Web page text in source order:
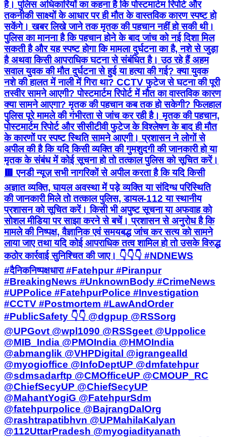
है। पुलिस अधिकारियों का कहना है कि पोस्टमार्टम रिपोर्ट और
तकनीकी साक्ष्यों के आधार पर ही मौत के वास्तविक कारण स्पष्ट हो
सकेंगे। खबर लिखे जाने तक मृतक की पहचान नहीं हो सकी थी।
पुलिस का मानना है कि पहचान होने के बाद जांच को नई दिशा मिल
सकती है और यह स्पष्ट होगा कि मामला दुर्घटना का है, नशे से जुड़ा
है अथवा किसी आपराधिक घटना से संबंधित है। उठ रहे हैं अहम
सवाल युवक की मौत दुर्घटना से हुई या हत्या की गई? क्या युवक
नशे की हालत में नाली में गिरा था? CCTV फुटेज से घटना की पूरी
तस्वीर सामने आएगी? पोस्टमार्टम रिपोर्ट में मौत का वास्तविक कारण
क्या सामने आएगा? मृतक की पहचान कब तक हो सकेगी? फिलहाल
पुलिस पूरे मामले की गंभीरता से जांच कर रही है। मृतक की पहचान,
पोस्टमार्टम रिपोर्ट और सीसीटीवी फुटेज के विश्लेषण के बाद ही मौत
के कारणों पर स्पष्ट स्थिति सामने आएगी। प्रशासन ने लोगों से
अपील की है कि यदि किसी व्यक्ति की गुमशुदगी की जानकारी हो या
मृतक के संबंध में कोई सूचना हो तो तत्काल पुलिस को सूचित करें।
🟥 एनडी न्यूज़ सभी नागरिकों से अपील करता है कि यदि किसी
अज्ञात व्यक्ति, घायल अवस्था में पड़े व्यक्ति या संदिग्ध परिस्थिति
की जानकारी मिले तो तत्काल पुलिस, डायल-112 या स्थानीय
प्रशासन को सूचित करें। किसी भी अपुष्ट सूचना या अफवाह को
सोशल मीडिया पर साझा करने से बचें। प्रशासन से अनुरोध है कि
मामले की निष्पक्ष, वैज्ञानिक एवं समयबद्ध जांच कर सत्य को सामने
लाया जाए तथा यदि कोई आपराधिक तत्व शामिल हो तो उसके विरुद्ध
कठोर कार्रवाई सुनिश्चित की जाए। 👇👇👇 #NDNEWS
#दैनिकनिष्पक्षधारा #Fatehpur #Piranpur
#BreakingNews #UnknownBody #CrimeNews
#UPPolice #FatehpurPolice #Investigation
#CCTV #Postmortem #LawAndOrder
#PublicSafety 👇👇 @dgpup @RSSorg
@UPGovt @wpl1090 @RSSgeet @Uppolice
@MIB_India @PMOIndia @HMOIndia
@abmanglik @VHPDigital @igrangealld
@myogioffice @InfoDeptUP @dmfatehpur
@sdmsadarftp @CMOfficeUP @CMOUP_RC
@ChiefSecyUP @ChiefSecyUP
@MahantYogiG @FatehpurSdm
@fatehpurpolice @BajrangDalOrg
@rashtrapatibhvn @UPMahilaKalyan
@112UttarPradesh @myogiadityanath